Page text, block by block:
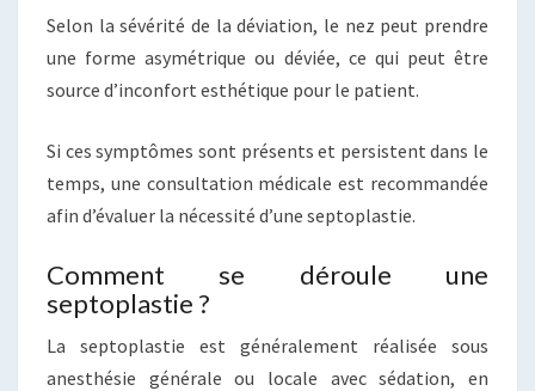
Selon la sévérité de la déviation, le nez peut prendre
une forme asymétrique ou déviée, ce qui peut être
source d’inconfort esthétique pour le patient.
Si ces symptômes sont présents et persistent dans le
temps, une consultation médicale est recommandée
afin d’évaluer la nécessité d’une septoplastie.
Comment se déroule une
septoplastie ?
La septoplastie est généralement réalisée sous
anesthésie générale ou locale avec sédation, en